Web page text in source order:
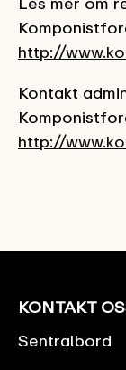
http://
Kontakt
http://
KONTAKT
Sentralbord